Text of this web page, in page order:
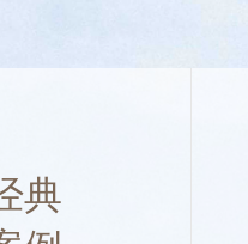
典